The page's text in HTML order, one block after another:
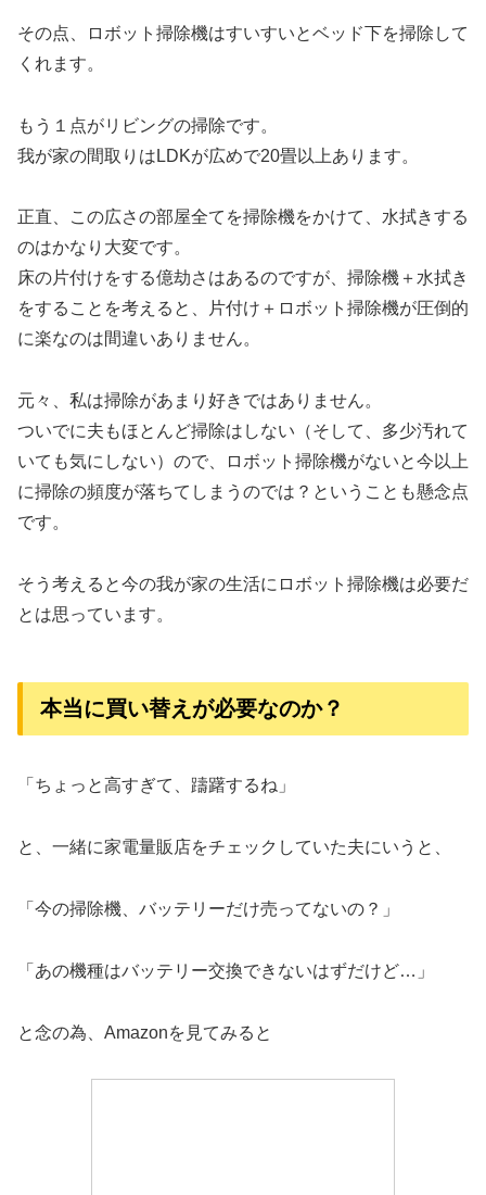
その点、ロボット掃除機はすいすいとベッド下を掃除して
くれます。
もう１点がリビングの掃除です。
我が家の間取りはLDKが広めで20畳以上あります。
正直、この広さの部屋全てを掃除機をかけて、水拭きする
のはかなり大変です。
床の片付けをする億劫さはあるのですが、掃除機＋水拭き
をすることを考えると、片付け＋ロボット掃除機が圧倒的
に楽なのは間違いありません。
元々、私は掃除があまり好きではありません。
ついでに夫もほとんど掃除はしない（そして、多少汚れて
いても気にしない）ので、ロボット掃除機がないと今以上
に掃除の頻度が落ちてしまうのでは？ということも懸念点
です。
そう考えると今の我が家の生活にロボット掃除機は必要だ
とは思っています。
本当に買い替えが必要なのか？
「ちょっと高すぎて、躊躇するね」
と、一緒に家電量販店をチェックしていた夫にいうと、
「今の掃除機、バッテリーだけ売ってないの？」
「あの機種はバッテリー交換できないはずだけど…」
と念の為、Amazonを見てみると